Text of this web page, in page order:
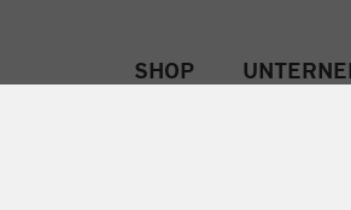
SHOP